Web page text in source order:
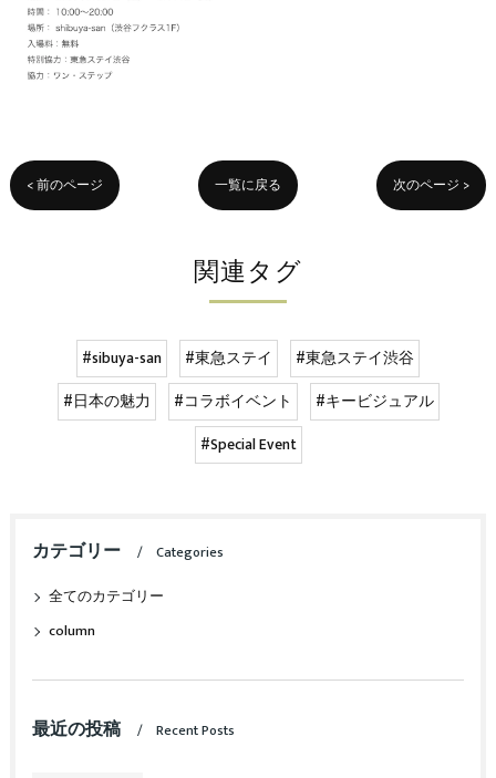
< 前のページ 一覧に戻る 次のページ >
関連タグ
#sibuya-san #東急ステイ
#東急ステイ渋谷
#日本の魅力
#コラボイベント
#キービジュアル
#Special Event
カテゴリー
Categories
全てのカテゴリー
column
最近の投稿 Recent Posts